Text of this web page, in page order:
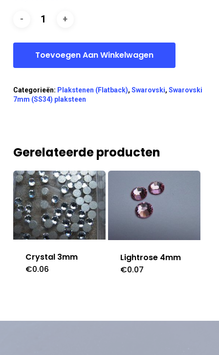
Toevoegen Aan Winkelwagen
Categorieën: Plakstenen (Flatback), Swarovski, Swarovski
7mm (SS34) plaksteen
Gerelateerde producten
Crystal 3mm
€0.06
Lightrose 4mm
€0.07